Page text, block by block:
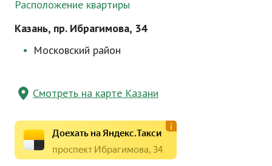
Расположение квартиры
Казань, пр. Ибрагимова, 34
Московский район
Смотреть на карте Казани
Доехать на Яндекс.Такси
проспект Ибрагимова, 34